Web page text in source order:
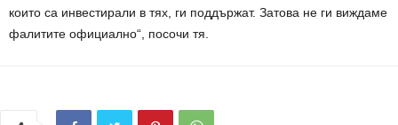
които са инвестирали в тях, ги поддържат. Затова не ги виждаме
фалитите официално“, посочи тя.